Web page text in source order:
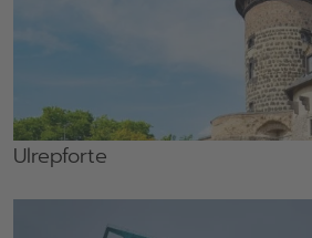
Ulrepforte